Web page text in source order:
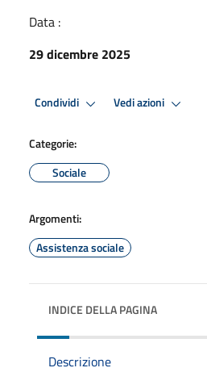
Data :
29 dicembre 2025
Condividi Vedi azioni
Categorie:
Sociale
Argomenti:
Assistenza sociale
INDICE DELLA PAGINA
Descrizione